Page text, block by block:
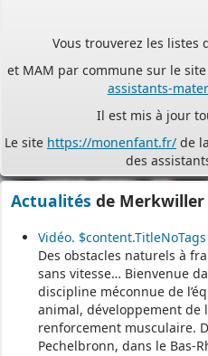
assistants-
https://monenfant.fr/
des
Le secrétariat est
Une permanence est assurée
Actualités de Merkwiller
Vidéo. $content.TitleNoTags
Des obstacles naturels à
sans vitesse… Bienvenue
discipline méconnue de
animal, développement de
renforcement musculaire.
Pechelbronn, dans le Bas-